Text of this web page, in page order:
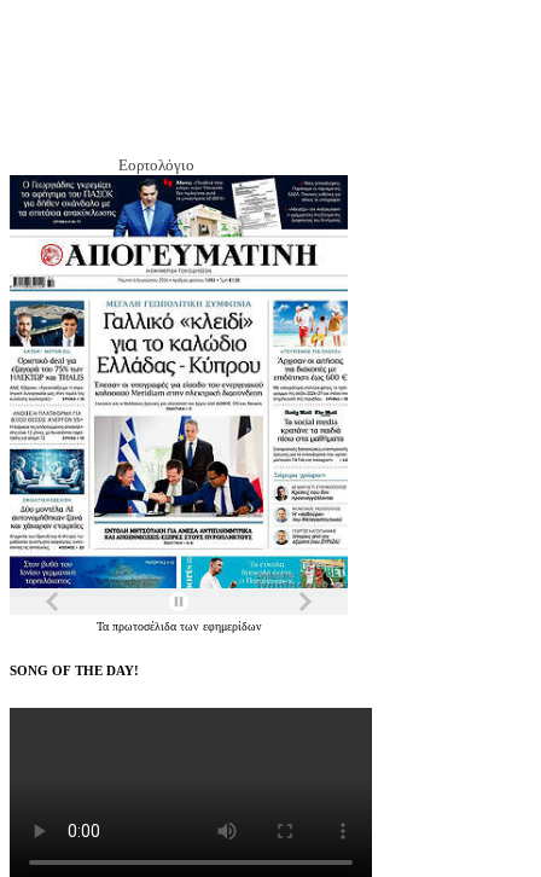
Εορτολόγιο
Τα πρωτοσέλιδα των εφημερίδων
SONG OF THE DAY!